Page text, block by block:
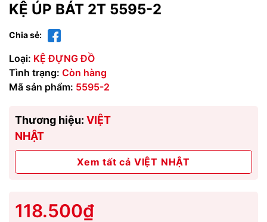
KỆ ÚP BÁT 2T 5595-2
Chia sẻ:
Loại: KỆ ĐỰNG ĐỒ
Tình trạng: Còn hàng
Mã sản phẩm: 5595-2
Thương hiệu: VIỆT
NHẬT
Xem tất cả VIỆT NHẬT
118.500₫